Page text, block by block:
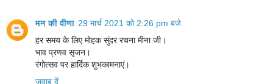
मन की वीणा 29 मार्च 2021 को 2:26 pm बजे
हर समय के लिए मोहक सुंदर रचना मीना जी।
भाव प्रणव सृजन।
रंगोत्सव पर हार्दिक शुभकामनाएं।
जवाब दें